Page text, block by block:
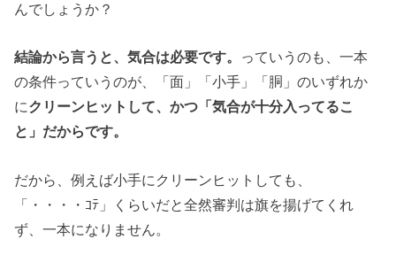
んでしょうか？
結論から言うと、気合は必要です。 っていうのも、一本
の条件っていうのが、「面」「小手」「胴」のいずれか
にクリーンヒットして、かつ「気合が十分入ってるこ
と」だからです。
だから、例えば小手にクリーンヒットしても、
「・・・・ｺﾃ」くらいだと全然審判は旗を揚げてくれ
ず、一本になりません。